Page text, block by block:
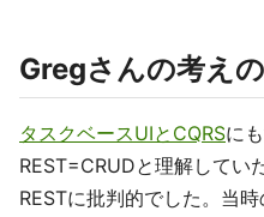
Gregさんの考え
タスクベースUIとCQRSに
REST=CRUDと理解してい
RESTに批判的でした。当